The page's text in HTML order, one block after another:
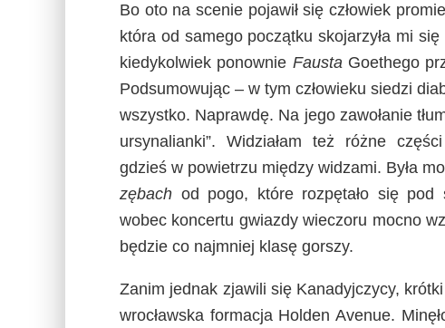
Bo oto na scenie pojawił się człowiek
która od samego początku skojarzyła mi
kiedykolwiek ponownie Fausta Goethego
Podsumowując – w tym człowieku siedzi
wszystko. Naprawdę. Na jego zawołanie
ursynalianki”. Widziałam też różne
gdzieś w powietrzu między widzami. Była
zębach od pogo, które rozpętało się
wobec koncertu gwiazdy wieczoru mocno
będzie co najmniej klasę gorszy.
Zanim jednak zjawili się Kanadyjczycy,
wrocławska formacja Holden Avenue.